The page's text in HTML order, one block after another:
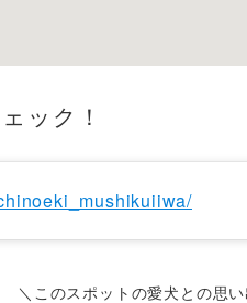
ック！
＼このスポットの愛犬との思